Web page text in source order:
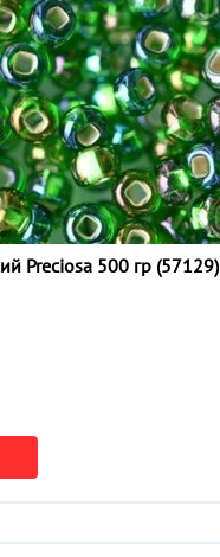
Preciosa 500 гр (57129)